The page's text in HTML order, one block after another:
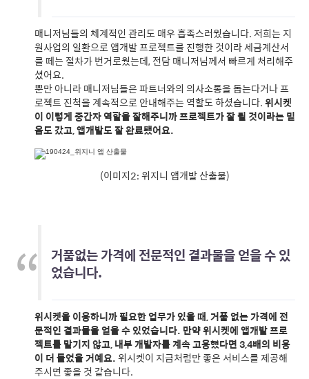
매니저님들의 체계적인 관리도 매우 흡족스러웠습니다. 저희는 지
원사업의 일환으로 앱개발 프로젝트를 진행한 것이라 세금계산서
를 떼는 절차가 번거로웠는데, 전담 매니저님께서 빠르게 처리해주
셨어요.
뿐만 아니라 매니저님들은 파트너와의 의사소통을 돕는다거나 프
로젝트 진척을 계속적으로 안내해주는 역할도 하셨습니다. 위시켓
이 이렇게 중간자 역할을 잘해주니까 프로젝트가 잘 될 것이라는 믿
음도 갔고, 앱개발도 잘 완료됐어요.
(이미지2: 위지니 앱개발 산출물)
거품없는 가격에 전문적인 결과물을 얻을 수 있
었습니다.
위시켓을 이용하니까 필요한 업무가 있을 때, 거품 없는 가격에 전
문적인 결과물을 얻을 수 있었습니다. 만약 위시켓에 앱개발 프로
젝트를 맡기지 않고, 내부 개발자를 계속 고용했다면 3,4배의 비용
이 더 들었을 거예요. 위시켓이 지금처럼만 좋은 서비스를 제공해
주시면 좋을 것 같습니다.